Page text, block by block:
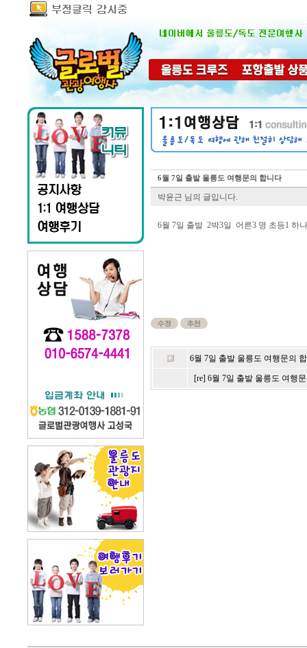
6월 7일 출발 울릉도 여행문의 합니다
박윤근 님의 글입니다.
6월 7일 출발 2박3일 어른3 명 초등1 하
6월 7일 출발 울릉도 여행문의
[re] 6월 7일 출발 울릉도 여행